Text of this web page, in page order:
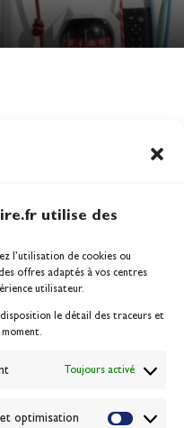
utilise des
l’utilisation de cookies ou
offres adaptés à vos centres
utilisateur.
le détail des traceurs et
Toujours activé
optimisation
or à Long